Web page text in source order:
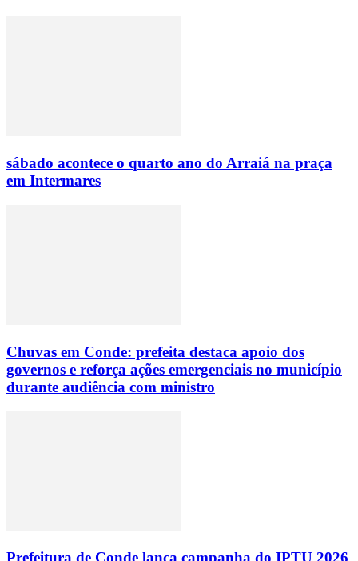
sábado acontece o quarto ano do Arraiá na praça
em Intermares
Chuvas em Conde: prefeita destaca apoio dos
governos e reforça ações emergenciais no município
durante audiência com ministro
Prefeitura de Conde lança campanha do IPTU 2026